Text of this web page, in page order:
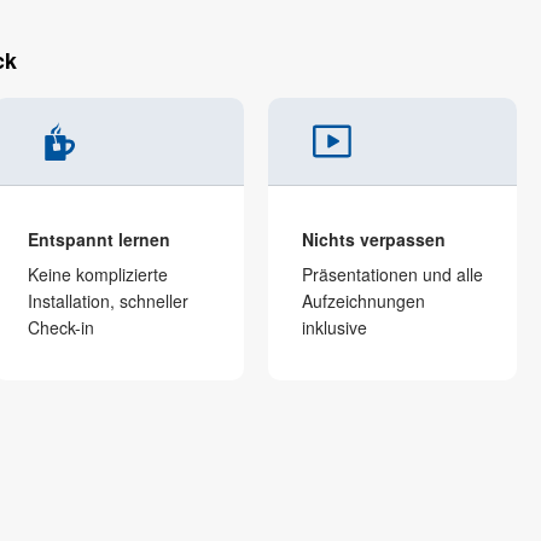
Entspannt lernen
Keine komplizierte
Installation, schneller
Check-in
Nichts verpassen
Präsen­tationen und alle
Aufzeichnungen
inklusive